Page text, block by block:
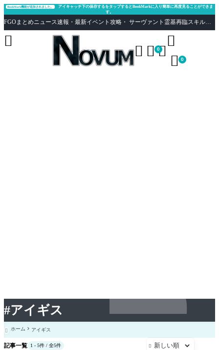
#アイギス
BookMark機能が追加されました。
アイキャッチ下の保存するをタップするとBookMarkに入り簡単に再度見ることができま
す。
FGOまとめニュース速報・最新イベント攻略・ サーヴァント霊基再臨スキル性能評価まとめ Fate/Grand Order
  0

 0

 ホーム アイギス
記事一覧 1 - 5件 / 全5件 